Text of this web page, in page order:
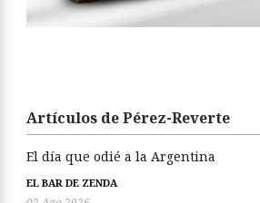
Artículos de Pérez-Reverte
El día que odié a la Argentina
EL BAR DE ZENDA